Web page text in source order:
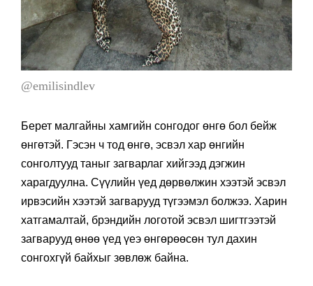
@emilisindlev
Берет малгайны хамгийн сонгодог өнгө бол бейж
өнгөтэй. Гэсэн ч тод өнгө, эсвэл хар өнгийн
сонголтууд таныг загварлаг хийгээд дэгжин
харагдуулна. Сүүлийн үед дөрвөлжин хээтэй эсвэл
ирвэсийн хээтэй загварууд түгээмэл болжээ. Харин
хатгамалтай, брэндийн логотой эсвэл шигтгээтэй
загварууд өнөө үед үеэ өнгөрөөсөн тул дахин
сонгохгүй байхыг зөвлөж байна.